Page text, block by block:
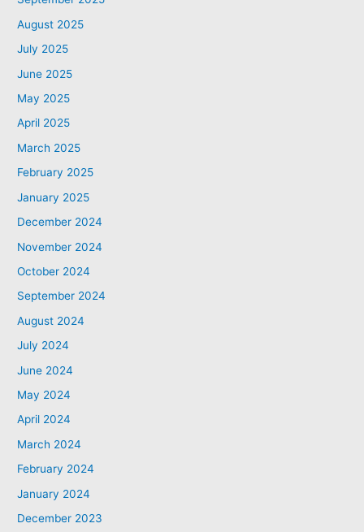
August 2025
July 2025
June 2025
May 2025
April 2025
March 2025
February 2025
January 2025
December 2024
November 2024
October 2024
September 2024
August 2024
July 2024
June 2024
May 2024
April 2024
March 2024
February 2024
January 2024
December 2023